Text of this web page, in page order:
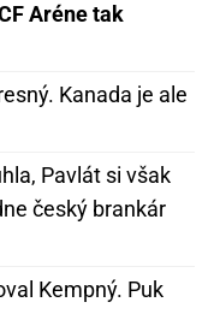
Aréne tak
Kanada je ale
Pavlát si však
český brankár
Kempný. Puk